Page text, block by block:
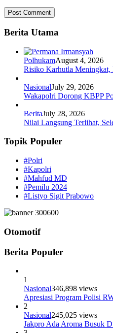
Berita Utama
PolhukamAugust 4, 2026
Risiko Karhutla
NasionalJuly 29, 2026
Wakapolri Dorong KBPP
BeritaJuly 28, 2026
Nilai Langsung Terlihat,
Topik Populer
#Polri
#Kapolri
#Mahfud MD
#Pemilu 2024
#Listyo Sigit Prabowo
Otomotif
Berita Populer
1
Nasional346,898 views
Apresiasi Program Polisi
2
Nasional245,025 views
Jakpro Ada Aroma Busuk